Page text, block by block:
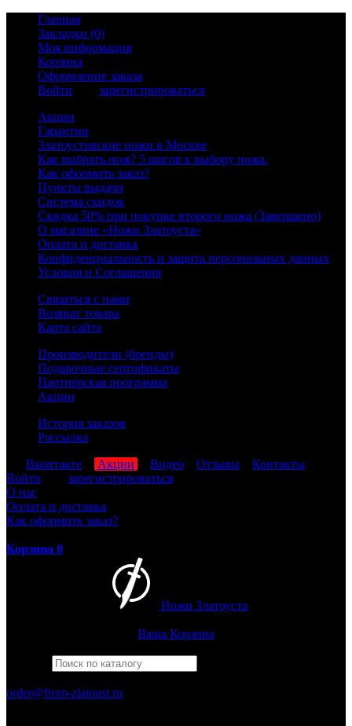
Главная
Закладки (0)
Моя информация
Корзина
Оформление заказа
Войти
зарегистрироваться
Акции
Гарантии
Златоустовские ножи в Москве
Как выбрать нож? 5 шагов к выбору ножа.
Как оформить заказ?
Пункты выдачи
Система скидок
Скидка 50% при покупке второго ножа (Завершено)
О магазине «Ножи Златоуста»
Оплата и доставка
Конфиденциальность и защита персональных данных
Условия и Соглашения
Связаться с нами
Возврат товара
Карта сайта
Производители (бренды)
Подарочные сертификаты
Партнёрская программа
Акции
История заказов
Рассылка
Вконтакте Акции Видео Отзывы
Контакты
Войти
зарегистрироваться
О нас
Оплата и доставка
Как оформить заказ?
Корзина 0
Ножи Златоуста
Ваша Корзина
order@from-zlatoust.ru